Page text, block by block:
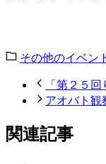
その他のイベン
「第２５
アオバト観
関連記事